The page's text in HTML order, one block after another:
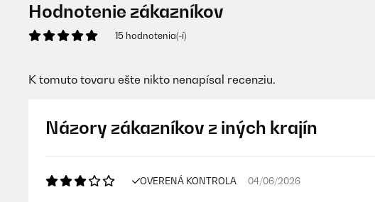
Hodnotenie zákazníkov
15 hodnotenia(-í)
K tomuto tovaru ešte nikto nenapísal recenziu.
Názory zákazníkov z iných krajín
OVERENÁ KONTROLA 04/06/2026